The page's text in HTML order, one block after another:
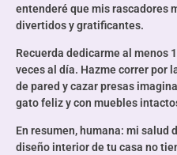
entenderé que mis rascadores
divertidos y gratificantes.
Recuerda dedicarme al menos
veces al día. Hazme correr por
de pared y cazar presas
gato feliz y con muebles
En resumen, humana: mi
diseño interior de tu casa no